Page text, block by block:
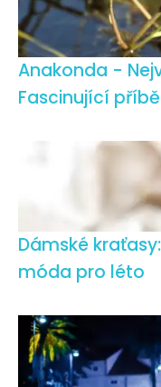
Anakonda -
Fascinující
Dámské
móda pro léto